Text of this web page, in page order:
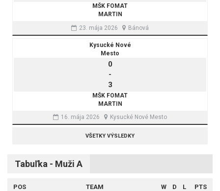
MŠK FOMAT
MARTIN
23. mája 2026
Bánová
Kysucké Nové
Mesto
0
-
3
MŠK FOMAT
MARTIN
16. mája 2026
Kysucké Nové Mesto
VŠETKY VÝSLEDKY
Tabuľka - Muži A
POS TEAM W D L PTS